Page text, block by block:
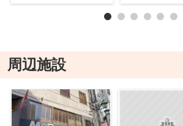
周辺施設